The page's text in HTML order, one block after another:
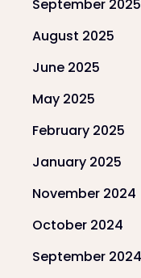
September 2025
August 2025
June 2025
May 2025
February 2025
January 2025
November 2024
October 2024
September 2024